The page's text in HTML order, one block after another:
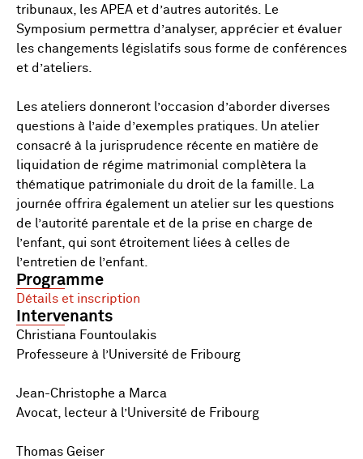
tribunaux, les APEA et d’autres autorités. Le
Symposium permettra d’analyser, apprécier et évaluer
les changements législatifs sous forme de conférences
et d’ateliers.
Les ateliers donneront l’occasion d’aborder diverses
questions à l’aide d’exemples pratiques. Un atelier
consacré à la jurisprudence récente en matière de
liquidation de régime matrimonial complètera la
thématique patrimoniale du droit de la famille. La
journée offrira également un atelier sur les questions
de l’autorité parentale et de la prise en charge de
l’enfant, qui sont étroitement liées à celles de
l’entretien de l’enfant.
Programme
Détails et inscription
Intervenants
Christiana Fountoulakis
Professeure à l’Université de Fribourg
Jean-Christophe a Marca
Avocat, lecteur à l’Université de Fribourg
Thomas Geiser